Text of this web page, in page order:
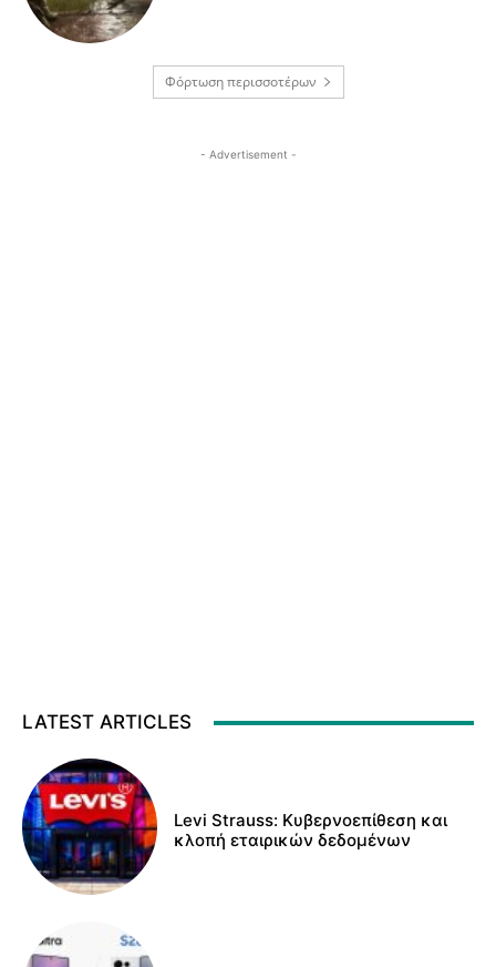
Φόρτωση περισσοτέρων
- Advertisement -
LATEST ARTICLES
Levi Strauss: Κυβερνοεπίθεση και
κλοπή εταιρικών δεδομένων